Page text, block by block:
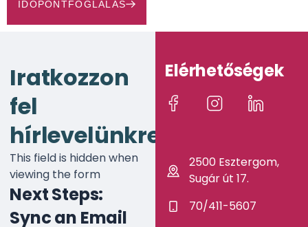
IDŐPONTFOGLALÁS
Iratkozzon
fel
hírlevelünkre!
This field is hidden when
viewing the form
Next Steps:
Sync an Email
Elérhetőségek
2500 Esztergom,
Sugár út 17.
70/411-5607